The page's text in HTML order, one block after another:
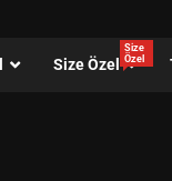
Size Özel
Size
Özel